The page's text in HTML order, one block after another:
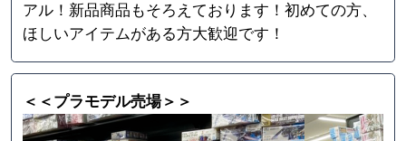
アル！新品商品もそろえております！初めての方、
ほしいアイテムがある方大歓迎です！
＜＜プラモデル売場＞＞